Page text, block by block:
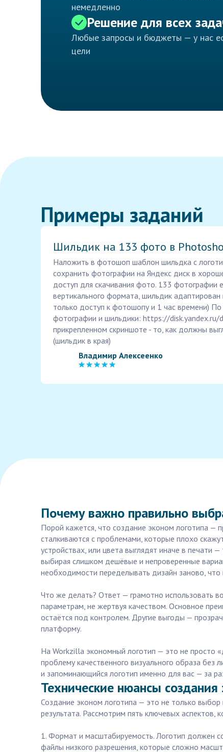
немедленно
Решение для всех
Любые запросы и бюджеты — у нас
цели
Примеры заданий
Шильдик на 133 фото в
Наложить в фотошоп шаблон шильдка с
сохранить фотографии на Яндекс диск в
доступ для скачивания фото. 133 фотографии
вертикального формата, шильдик
только доступ к фотошопу и 1 час времени) По
фотографии и шильдики: https://disk.yandex.ru/
прикрепленном скриншоте - то, как должны
(шильдик в края)
Владимир Алексеенко
Почему важно правильно
Порой кажется, что создание эконом логотипа —
сталкиваются с проблемами, которые плохо
устройствах, или цвета выглядят иначе в печати
выбирая слишком дешёвые и непроверенные
необходимости переделывать дизайн заново,
Что же делать? Ответ — грамотно использовать
параметрам, не жертвуя качеством. Основное
остаётся под контролем. Другие выгоды —
платформу.
На Workzilla экономный логотип — это не просто
проблему качественного визуального образа
и запоминающийся логотип именно для вас — за
Технические нюансы
Создание эконом логотипа — это не только
результата. Рассмотрим пять ключевых аспектов,
1. Формат и масштабируемость. Логотип должен
файлы низкого разрешения, которые сложно